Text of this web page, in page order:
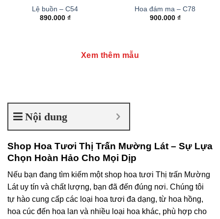
Lệ buồn – C54
890.000 ₫
Hoa đám ma – C78
900.000 ₫
Xem thêm mẫu
Nội dung
Shop Hoa Tươi Thị Trấn Mường Lát – Sự Lựa
Chọn Hoàn Hảo Cho Mọi Dịp
Nếu bạn đang tìm kiếm một shop hoa tươi Thị trấn Mường
Lát uy tín và chất lượng, bạn đã đến đúng nơi. Chúng tôi
tự hào cung cấp các loại hoa tươi đa dạng, từ hoa hồng,
hoa cúc đến hoa lan và nhiều loại hoa khác, phù hợp cho